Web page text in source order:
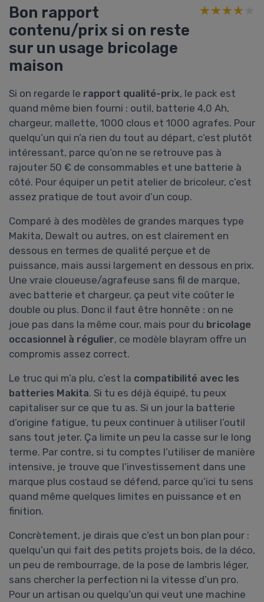
Bon rapport
contenu/prix si on reste
sur un usage bricolage
maison
★★★★★
★★★★★
Si on regarde le rapport qualité-prix, le pack est
quand même bien fourni : outil, batterie 4,0 Ah,
chargeur, mallette, 1000 clous et 1000 agrafes. Pour
quelqu’un qui n’a rien du tout au départ, c’est plutôt
intéressant, parce qu’on ne se retrouve pas à
rajouter 50 € de consommables et une batterie à
côté. Pour équiper un petit atelier de bricoleur, c’est
assez pratique de tout avoir d’un coup.
Comparé à des modèles de grandes marques type
Makita, Dewalt ou autres, on est clairement en
dessous en termes de qualité perçue et de
puissance, mais aussi largement en dessous en prix.
Une vraie cloueuse/agrafeuse sans fil de marque,
avec batterie et chargeur, ça peut vite coûter le
double ou plus. Donc il faut être honnête : on ne
joue pas dans la même cour, mais pour du bricolage
occasionnel à régulier, ce modèle blayram offre un
compromis assez correct.
Le truc qui m’a plu, c’est la compatibilité avec les
batteries Makita. Si tu es déjà équipé, tu peux
capitaliser sur ce que tu as. Si un jour la batterie
d’origine fatigue, tu peux continuer à utiliser l’outil
sans tout jeter. Ça limite un peu la casse sur le long
terme. Par contre, si tu comptes l’utiliser de manière
intensive, je trouve que l’investissement dans une
marque plus costaud se défend, parce qu’ici tu sens
quand même quelques limites en puissance et en
finition.
Concrètement, je dirais que c’est un bon plan pour :
quelqu’un qui fait des petits projets bois, de la déco,
un peu de rembourrage, de la pose de lambris léger,
sans chercher la perfection ni la vitesse d’un pro.
Pour un artisan ou quelqu’un qui veut une machine